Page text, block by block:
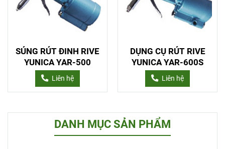
SÚNG RÚT ĐINH RIVE
YUNICA YAR-500
Liên hệ
DỤNG CỤ RÚT RIVE
YUNICA YAR-600S
Liên hệ
DANH MỤC SẢN PHẨM